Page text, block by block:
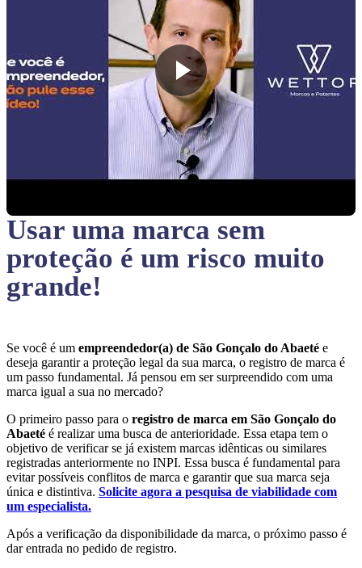
Usar uma marca sem
proteção é um risco muito
grande!
Se você é um empreendedor(a) de São Gonçalo do Abaeté e
deseja garantir a proteção legal da sua marca, o registro de marca é
um passo fundamental. Já pensou em ser surpreendido com uma
marca igual a sua no mercado?
O primeiro passo para o registro de marca em São Gonçalo do
Abaeté é realizar uma busca de anterioridade. Essa etapa tem o
objetivo de verificar se já existem marcas idênticas ou similares
registradas anteriormente no INPI. Essa busca é fundamental para
evitar possíveis conflitos de marca e garantir que sua marca seja
única e distintiva. Solicite agora a pesquisa de viabilidade com
um especialista.
Após a verificação da disponibilidade da marca, o próximo passo é
dar entrada no pedido de registro.